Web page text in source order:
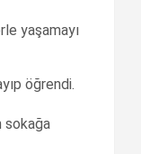
yaşamayı
öğrendi.
sokağa